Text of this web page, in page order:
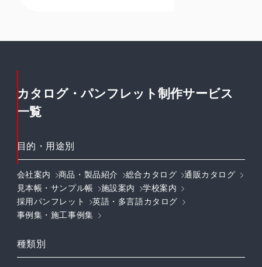
カタログ・パンフレット制作サービス
一覧
目的・用途別
会社案内 商品・製品紹介 総合カタログ
通販カタログ
見本帳・サンプル帳
施設案内
学校案内
採用パンフレット
英語・多言語カタログ
事例集・施工事例集
種類別